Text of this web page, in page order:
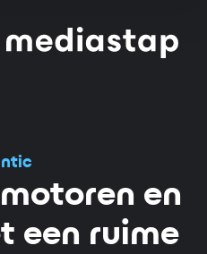
en
een ruime